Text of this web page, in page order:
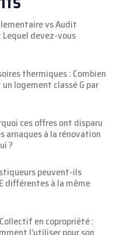
vs Audit
devez-vous
thermiques : Combien
logement classé G par
ces offres ont disparu
arnaques à la rénovation
?
peuvent-ils
différentes à la même
en copropriété :